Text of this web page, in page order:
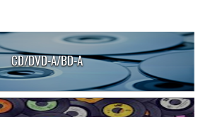
CD/DVD-A/BD-A